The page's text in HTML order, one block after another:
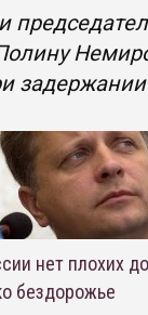
задержании
нет плохих
бездорожье